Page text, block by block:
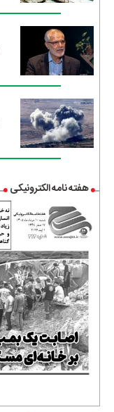
هفته نامه الکترونیکی